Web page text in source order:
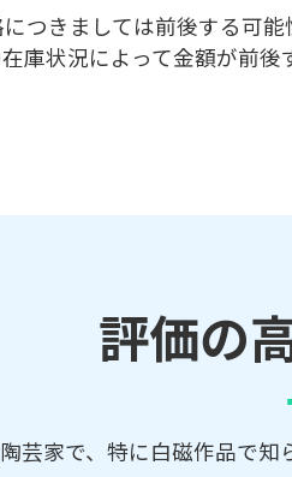
きましては前後する可能
状況によって金額が前後
評価の
芸家で、特に白磁作品で